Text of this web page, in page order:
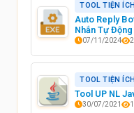
TOOL TIỆN ÍCH
Auto Reply
Nhắn Tự
07/11/2024
TOOL TIỆN ÍCH
Tool UP NL
30/07/2021